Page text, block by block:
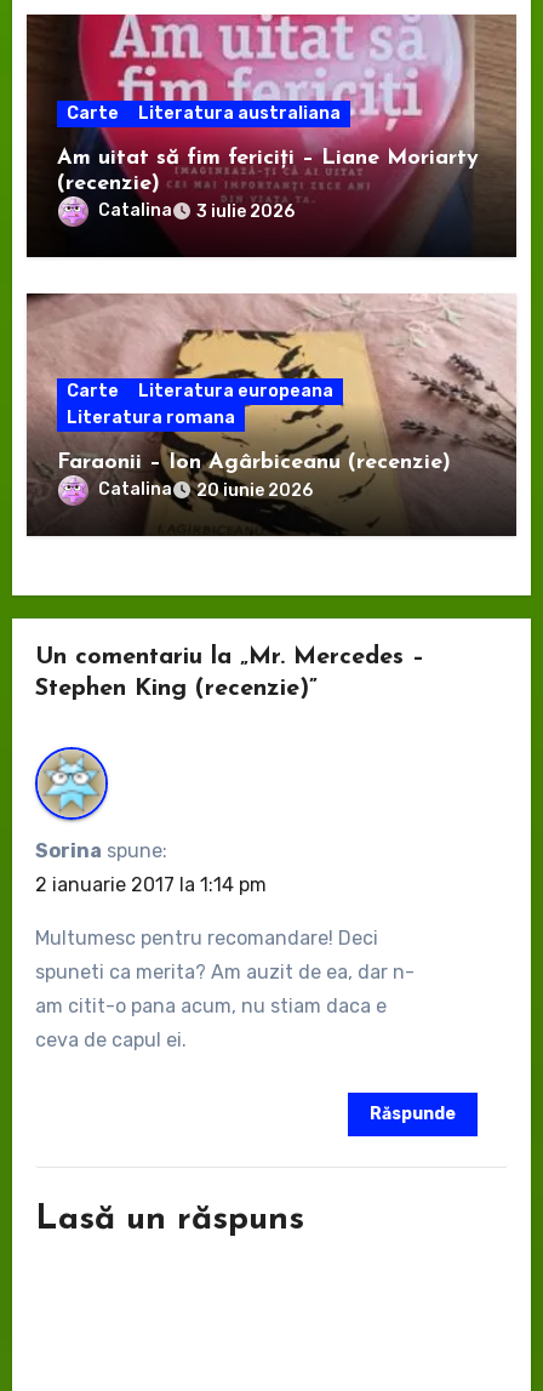
Carte Literatura australiana
Am uitat să fim fericiți – Liane Moriarty
(recenzie)
Catalina 3 iulie 2026
Carte
Literatura europeana
Literatura romana
Faraonii – Ion Agârbiceanu (recenzie)
Catalina 20 iunie 2026
Un comentariu la „Mr. Mercedes –
Stephen King (recenzie)”
Sorina spune:
2 ianuarie 2017 la 1:14 pm
Multumesc pentru recomandare! Deci
spuneti ca merita? Am auzit de ea, dar n-
am citit-o pana acum, nu stiam daca e
ceva de capul ei.
Răspunde
Lasă un răspuns